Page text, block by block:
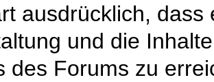
ausdrücklich,
und die
des Forums zu